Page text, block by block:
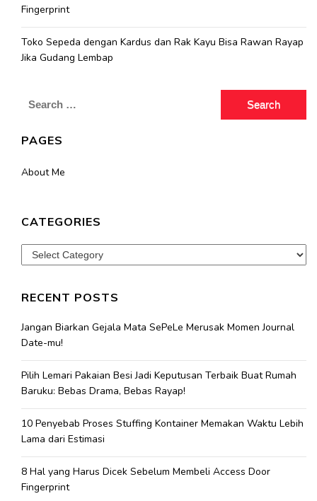
Fingerprint
Toko Sepeda dengan Kardus dan Rak Kayu Bisa Rawan Rayap
Jika Gudang Lembap
Search
PAGES
About Me
CATEGORIES
Categories
RECENT POSTS
Jangan Biarkan Gejala Mata SePeLe Merusak Momen Journal
Date-mu!
Pilih Lemari Pakaian Besi Jadi Keputusan Terbaik Buat Rumah
Baruku: Bebas Drama, Bebas Rayap!
10 Penyebab Proses Stuffing Kontainer Memakan Waktu Lebih
Lama dari Estimasi
8 Hal yang Harus Dicek Sebelum Membeli Access Door
Fingerprint